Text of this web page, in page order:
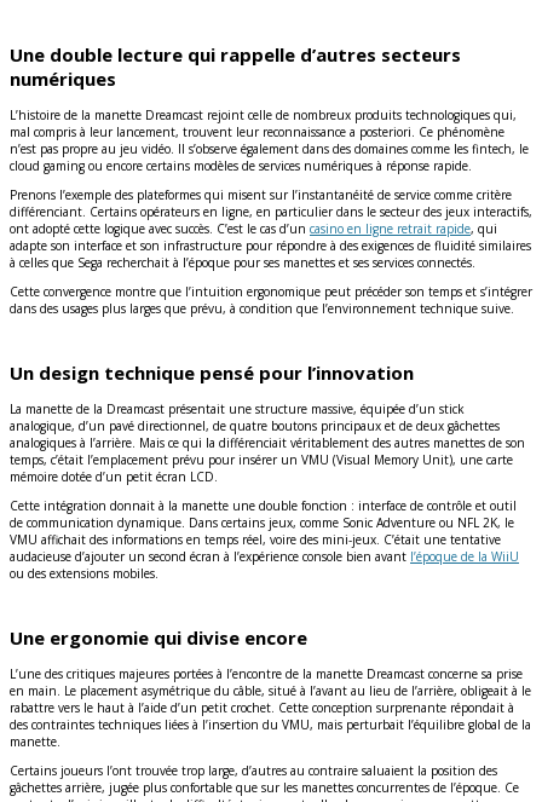
Une double lecture qui rappelle d’autres secteurs
numériques
L’histoire de la manette Dreamcast rejoint celle de nombreux produits technologiques qui,
mal compris à leur lancement, trouvent leur reconnaissance a posteriori. Ce phénomène
n’est pas propre au jeu vidéo. Il s’observe également dans des domaines comme les fintech, le
cloud gaming ou encore certains modèles de services numériques à réponse rapide.
Prenons l’exemple des plateformes qui misent sur l’instantanéité de service comme critère
différenciant. Certains opérateurs en ligne, en particulier dans le secteur des jeux interactifs,
ont adopté cette logique avec succès. C’est le cas d’un casino en ligne retrait rapide, qui
adapte son interface et son infrastructure pour répondre à des exigences de fluidité similaires
à celles que Sega recherchait à l’époque pour ses manettes et ses services connectés.
Cette convergence montre que l’intuition ergonomique peut précéder son temps et s’intégrer
dans des usages plus larges que prévu, à condition que l’environnement technique suive.
Un design technique pensé pour l’innovation
La manette de la Dreamcast présentait une structure massive, équipée d’un stick
analogique, d’un pavé directionnel, de quatre boutons principaux et de deux gâchettes
analogiques à l’arrière. Mais ce qui la différenciait véritablement des autres manettes de son
temps, c’était l’emplacement prévu pour insérer un VMU (Visual Memory Unit), une carte
mémoire dotée d’un petit écran LCD.
Cette intégration donnait à la manette une double fonction : interface de contrôle et outil
de communication dynamique. Dans certains jeux, comme Sonic Adventure ou NFL 2K, le
VMU affichait des informations en temps réel, voire des mini-jeux. C’était une tentative
audacieuse d’ajouter un second écran à l’expérience console bien avant l’époque de la WiiU
ou des extensions mobiles.
Une ergonomie qui divise encore
L’une des critiques majeures portées à l’encontre de la manette Dreamcast concerne sa prise
en main. Le placement asymétrique du câble, situé à l’avant au lieu de l’arrière, obligeait à le
rabattre vers le haut à l’aide d’un petit crochet. Cette conception surprenante répondait à
des contraintes techniques liées à l’insertion du VMU, mais perturbait l’équilibre global de la
manette.
Certains joueurs l’ont trouvée trop large, d’autres au contraire saluaient la position des
gâchettes arrière, jugée plus confortable que sur les manettes concurrentes de l’époque. Ce